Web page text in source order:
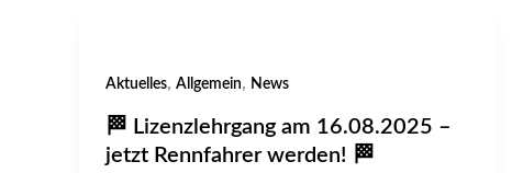
Aktuelles, Allgemein, News
🏁 Lizenzlehrgang am 16.08.2025 –
jetzt Rennfahrer werden! 🏁